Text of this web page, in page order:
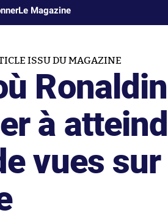
Le Magazine
ISSU DU MAGAZINE
à
vues sur